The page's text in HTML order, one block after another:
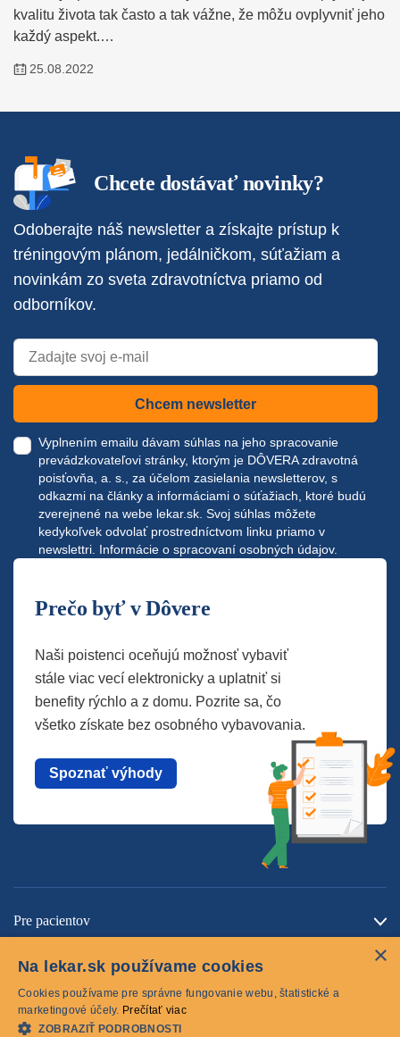
kvalitu života tak často a tak vážne, že môžu ovplyvniť jeho
každý aspekt.…
25.08.2022
Chcete dostávať novinky?
Odoberajte náš newsletter a získajte prístup k
tréningovým plánom, jedálničkom, súťažiam a
novinkám zo sveta zdravotníctva priamo od
odborníkov.
Chcem newsletter
Vyplnením emailu dávam súhlas na jeho spracovanie
prevádzkovateľovi stránky, ktorým je DÔVERA zdravotná
poisťovňa, a. s., za účelom zasielania newsletterov, s
odkazmi na články a informáciami o súťažiach, ktoré budú
zverejnené na webe lekar.sk. Svoj súhlas môžete
kedykoľvek odvolať prostredníctvom linku priamo v
newslettri. Informácie o spracovaní osobných údajov.
Prečo byť v Dôvere
Naši poistenci oceňujú možnosť vybaviť
stále viac vecí elektronicky a uplatniť si
benefity rýchlo a z domu. Pozrite sa, čo
všetko získate bez osobného vybavovania.
Spoznať výhody
Pre pacientov
Cookies
×
Na lekar.sk používame cookies
Cookies používame pre správne fungovanie webu, štatistické a
marketingové účely. Prečítať viac
ZOBRAZIŤ PODROBNOSTI